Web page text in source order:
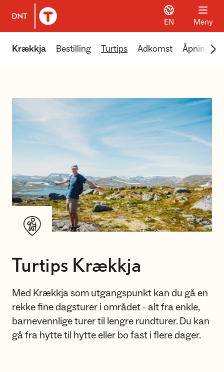
Til DNT.no forside
EN Meny
Krækkja Bestilling Turtips Adkomst
Turtips Krækkja
Med Krækkja som utgangspunkt kan du gå en
rekke fine dagsturer i området - alt fra enkle,
barnevennlige turer til lengre rundturer. Du kan
gå fra hytte til hytte eller bo fast i flere dager.